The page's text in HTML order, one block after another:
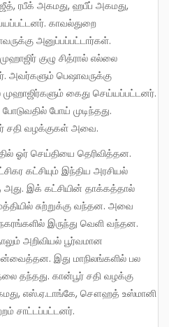
ரபீக் அகமது, ஹபீப் அகமது,
காவல்துறை
அனுப்பப்பட்டார்கள்.
குழு சித்ரால் எல்லை
பெஷாவருக்கு
முஹாஜிர்களும் கைது செய்யப்பட்டனர்.
போய் முடிந்தது.
சதி வழக்குகள் அவை.
கட்சியும் இந்திய அரசியல்
அது. இக் கட்சியின் தாக்கத்தால்
சுற்றுக்கு வந்தன. அவை
இருந்து வெளி வந்தன.
அறிவியல் பூர்வமான
இது மாநிலங்களில் பல
தந்தது. கான்பூர் சதி வழக்கு
எஸ்.ஏ.டாங்கே, சௌஹத் உஸ்மானி
சாட்டப்பட்டனர்.